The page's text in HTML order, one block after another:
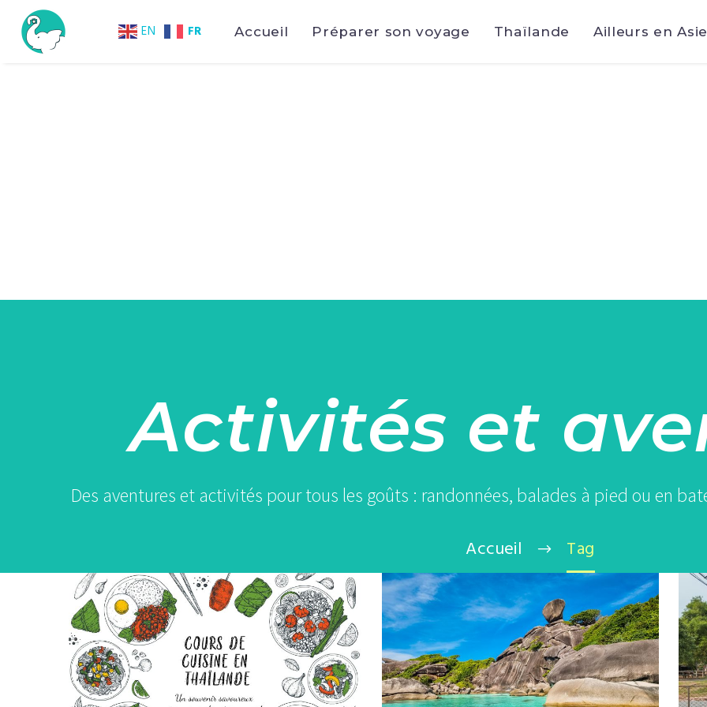
EN FR Accueil Préparer son voyage Thaïlande Ailleurs en Asie
Activités et
Des aventures et activités pour tous les goûts : randonnées, balades à pied ou en
Accueil
Tag
Cours
de
cuisine
en
Thaïlande
Les
îles
Similan
:
tout
à